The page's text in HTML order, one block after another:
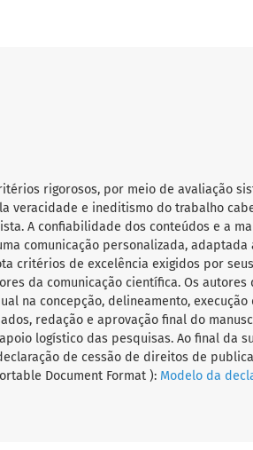
rigorosos, por meio de avaliação
veracidade e ineditismo do trabalho
A confiabilidade dos conteúdos e a
comunicação personalizada,
critérios de excelência exigidos por
da comunicação científica. Os autores
na concepção, delineamento, execução
redação e aprovação final do
logístico das pesquisas. Ao final da
de cessão de direitos de
Document Format ): Modelo da